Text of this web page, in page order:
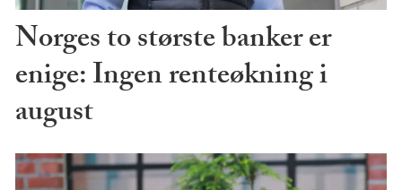
Norges to største banker er
enige: Ingen renteøkning i
august